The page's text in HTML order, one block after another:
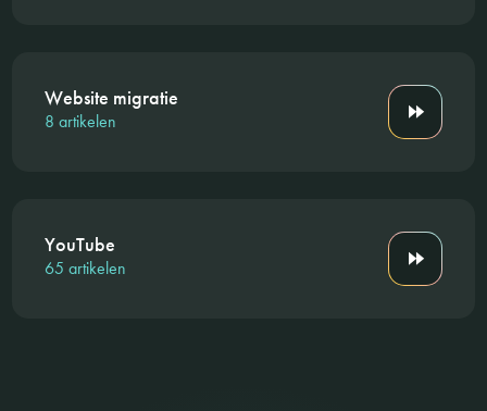
Website migratie
8 artikelen
YouTube
65 artikelen